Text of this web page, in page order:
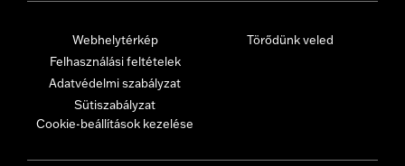
Webhelytérkép
Felhasználási feltételek
Adatvédelmi szabályzat
Sütiszabályzat
Cookie-beállítások kezelése
Törődünk veled